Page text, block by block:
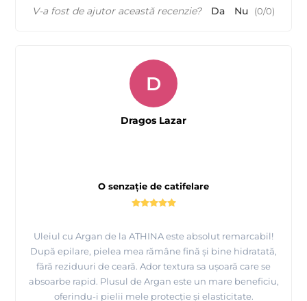
V-a fost de ajutor această recenzie? Da Nu (0/0)
O senzație de catifelare
Uleiul cu Argan de la ATHINA este absolut remarcabil!
După epilare, pielea mea rămâne fină și bine hidratată,
fără reziduuri de ceară. Ador textura sa ușoară care se
absoarbe rapid. Plusul de Argan este un mare beneficiu,
oferindu-i pielii mele protecție și elasticitate.
D
Dragos Lazar